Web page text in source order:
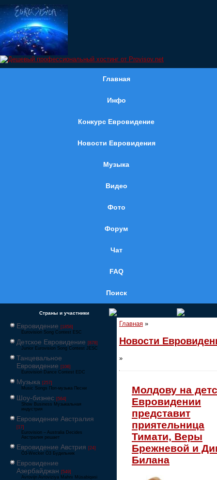
Главная
Инфо
Конкурс Евровидение
Новости Евровидения
Музыка
Видео
Фото
Форум
Чат
FAQ
Поиск
Страны и участники
Евровидение [1858]
Eurovision Song Contest ESC
Детское Евровидение [878]
Junior Eurovision Song Contest JESC
Танцевальное
Евровидение [106]
Eurovision Dance Contest EDC
Музыка [257]
Music Songs Поп-музыка Песни
Шоу-бизнес [564]
Show Business Музыкальная
индустрия
Евровидение Австралия
[17]
Eurovision – Australia Decides
Австралия решает
Евровидение Австрия [24]
Ö3-Wecker Ö3 Будильник
Евровидение
Азербайджан [549]
Avrovijn Avroviziya Mahnı Müsabiqəsi
Главная »
Новости
»
Молдову на
Евровидении
представит
приятельница
Тимати, Веры
Брежневой и
Билана